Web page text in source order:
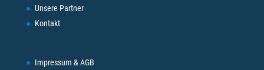
Unsere Partner
Kontakt
Impressum & AGB